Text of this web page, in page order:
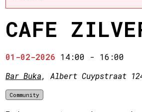
CAFE
01-02-2026 14:00 - 16:00
Bar Buka, Albert Cuypstraat
Community